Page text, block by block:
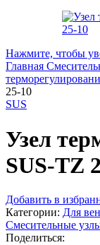
Нажмите, чтобы
Главная
25-10
SUS
Узел
SUS-TZ
Добавить в
Категории: Для
Смесительные
Поделиться: